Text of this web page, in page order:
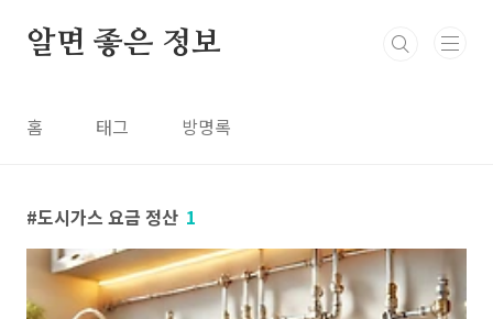
알면 좋은 정보
홈 태그 방명록
도시가스 요금 정산 1